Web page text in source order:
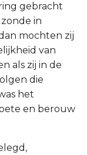
gebracht
in
mochten zij
van
als zij in de
die
het
en berouw